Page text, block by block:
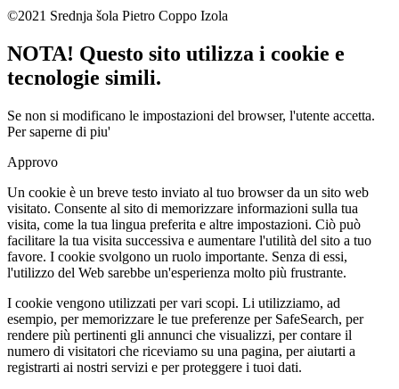
©2021 Srednja šola Pietro Coppo Izola
NOTA! Questo sito utilizza i cookie e
tecnologie simili.
Se non si modificano le impostazioni del browser, l'utente accetta.
Per saperne di piu'
Approvo
Un cookie è un breve testo inviato al tuo browser da un sito web
visitato. Consente al sito di memorizzare informazioni sulla tua
visita, come la tua lingua preferita e altre impostazioni. Ciò può
facilitare la tua visita successiva e aumentare l'utilità del sito a tuo
favore. I cookie svolgono un ruolo importante. Senza di essi,
l'utilizzo del Web sarebbe un'esperienza molto più frustrante.
I cookie vengono utilizzati per vari scopi. Li utilizziamo, ad
esempio, per memorizzare le tue preferenze per SafeSearch, per
rendere più pertinenti gli annunci che visualizzi, per contare il
numero di visitatori che riceviamo su una pagina, per aiutarti a
registrarti ai nostri servizi e per proteggere i tuoi dati.